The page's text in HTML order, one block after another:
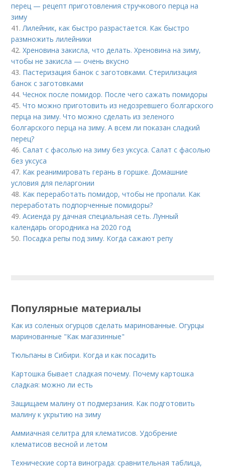
перец — рецепт приготовления стручкового перца на
зиму
41. Лилейник, как быстро разрастается. Как быстро
размножить лилейники
42.Хреновина закисла, что делать. Хреновина на зиму,
чтобы не закисла — очень вкусно
43. Пастеризация банок с заготовками. Стерилизация
банок с заготовками
44.Чеснок после помидор. После чего сажать помидоры
45.Что можно приготовить из недозревшего болгарского
перца на зиму. Что можно сделать из зеленого
болгарского перца на зиму. А всем ли показан сладкий
перец?
46.Салат с фасолью на зиму без уксуса. Салат с фасолью
без уксуса
47. Как реанимировать герань в горшке. Домашние
условия для пеларгонии
48. Как переработать помидор, чтобы не пропали. Как
переработать подпорченные помидоры?
49.Асиенда ру дачная специальная сеть. Лунный
календарь огородника на 2020 год
50. Посадка репы под зиму. Когда сажают репу
Популярные материалы
Как из соленых огурцов сделать маринованные. Огурцы
маринованные "Как магазинные"
Тюльпаны в Сибири. Когда и как посадить
Картошка бывает сладкая почему. Почему картошка
сладкая: можно ли есть
Защищаем малину от подмерзания. Как подготовить
малину к укрытию на зиму
Аммиачная селитра для клематисов. Удобрение
клематисов весной и летом
Технические сорта винограда: сравнительная таблица,